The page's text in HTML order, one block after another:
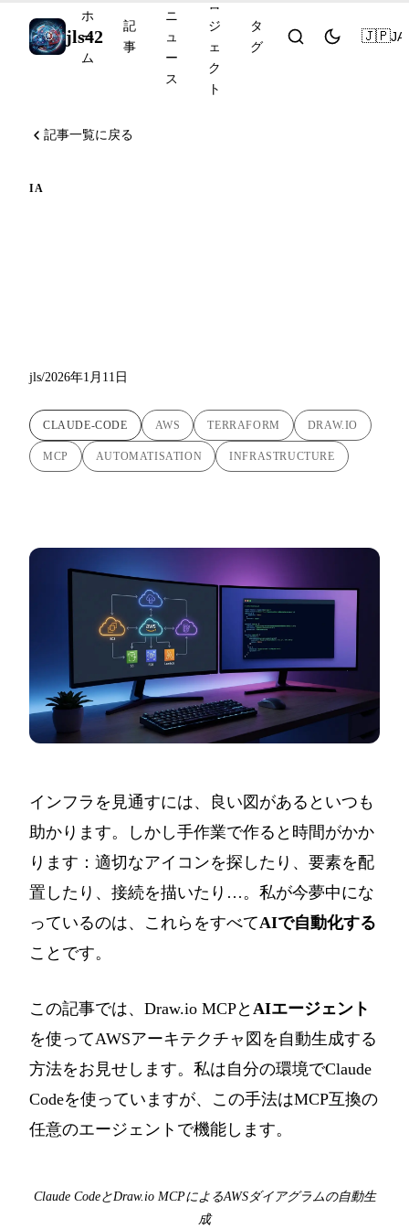
jls42
ホ
ー
ム
記
事
ニ
ュ
ー
ス
ロ
ジ
ェ
ク
ト
タ
グ
🇯🇵JA
記事一覧に戻る
IA
jls/2026年1月11日
CLAUDE-CODE AWS TERRAFORM DRAW.IO
MCP AUTOMATISATION INFRASTRUCTURE
インフラを見通すには、良い図があるといつも
助かります。しかし手作業で作ると時間がかか
ります：適切なアイコンを探したり、要素を配
置したり、接続を描いたり…。私が今夢中にな
っているのは、これらをすべてAIで自動化する
ことです。
この記事では、Draw.io MCPと AIエージェント
を使ってAWSアーキテクチャ図を自動生成する
方法をお見せします。私は自分の環境でClaude
Codeを使っていますが、この手法はMCP互換の
任意のエージェントで機能します。
Claude CodeとDraw.io MCPによるAWSダイアグラムの自動生
成